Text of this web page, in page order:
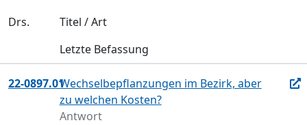
Drs.
Titel / Art
Letzte Befassung
22-0897.01Wechselbepflanzungen im Bezirk, aber
zu welchen Kosten?
Antwort